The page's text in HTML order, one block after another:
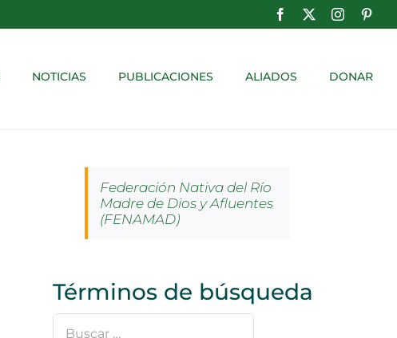
Facebook Instagram
NOTICIAS PUBLICACIONES ALIADOS DONAR
Federación Nativa del Río
Madre de Dios y Afluentes
(FENAMAD)
Términos de búsqueda
Buscar